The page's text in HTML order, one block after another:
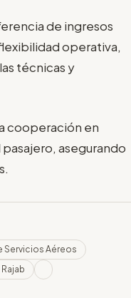
de ingresos
operativa,
técnicas y
cooperación en
asegurando
Servicios Aéreos